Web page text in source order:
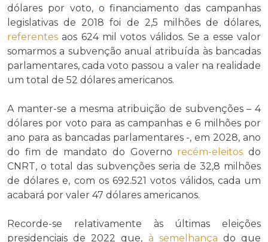
dólares por voto, o financiamento das campanhas
legislativas de 2018 foi de 2,5 milhões de dólares,
referentes aos 624 mil votos válidos. Se a esse valor
somarmos a subvenção anual atribuída às bancadas
parlamentares, cada voto passou a valer na realidade
um total de 52 dólares americanos.
A manter-se a mesma atribuição de subvenções – 4
dólares por voto para as campanhas e 6 milhões por
ano para as bancadas parlamentares -, em 2028, ano
do fim de mandato do Governo recém-eleitos do
CNRT, o total das subvenções seria de 32,8 milhões
de dólares e, com os 692.521 votos válidos, cada um
acabará por valer 47 dólares americanos.
Recorde-se relativamente às últimas eleições
presidenciais de 2022 que, à semelhança do que